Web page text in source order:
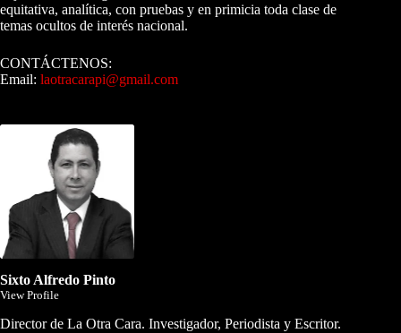
equitativa, analítica, con pruebas y en primicia toda clase de
temas ocultos de interés nacional.
CONTÁCTENOS:
Email: laotracarapi@gmail.com
Sixto Alfredo Pinto
View Profile
Director de La Otra Cara. Investigador, Periodista y Escritor.